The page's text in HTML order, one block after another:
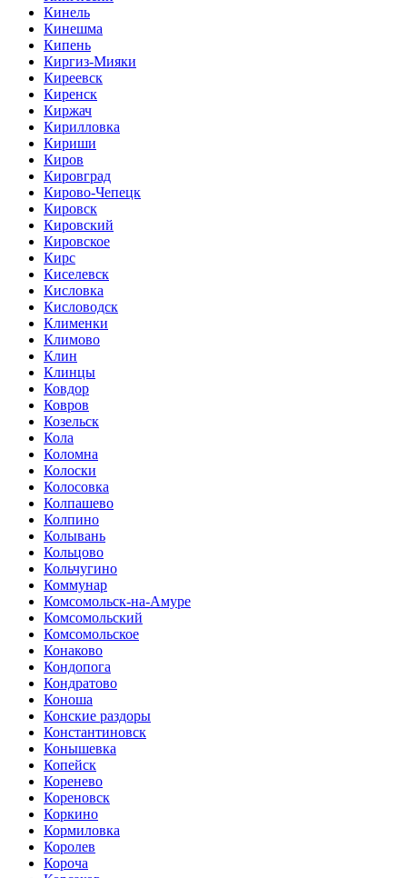
Кинель
Кинешма
Кипень
Киргиз-Мияки
Киреевск
Киренск
Киржач
Кирилловка
Кириши
Киров
Кировград
Кирово-Чепецк
Кировск
Кировский
Кировское
Кирс
Киселевск
Кисловка
Кисловодск
Клименки
Климово
Клин
Клинцы
Ковдор
Ковров
Козельск
Кола
Коломна
Колоски
Колосовка
Колпашево
Колпино
Колывань
Кольцово
Кольчугино
Коммунар
Комсомольск-на-Амуре
Комсомольский
Комсомольское
Конаково
Кондопога
Кондратово
Коноша
Конские раздоры
Константиновск
Конышевка
Копейск
Коренево
Кореновск
Коркино
Кормиловка
Королев
Короча